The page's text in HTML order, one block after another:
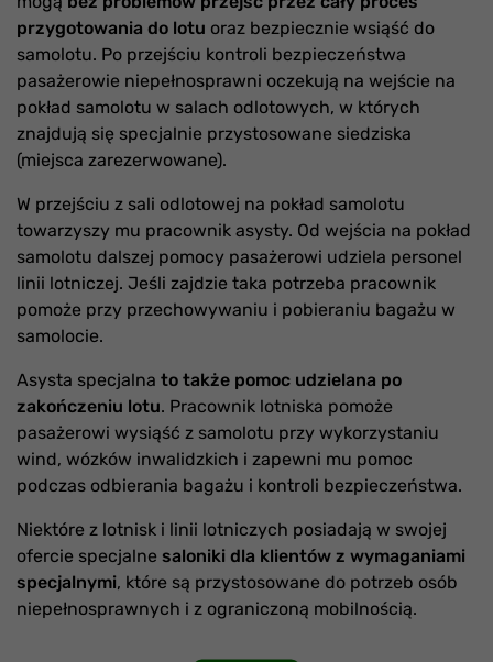
przygotowania do lotu oraz bezpiecznie wsiąść do
samolotu. Po przejściu kontroli bezpieczeństwa
pasażerowie niepełnosprawni oczekują na wejście na
pokład samolotu w salach odlotowych, w których
znajdują się specjalnie przystosowane siedziska
(miejsca zarezerwowane).
W przejściu z sali odlotowej na pokład samolotu
towarzyszy mu pracownik asysty. Od wejścia na pokład
samolotu dalszej pomocy pasażerowi udziela personel
linii lotniczej. Jeśli zajdzie taka potrzeba pracownik
pomoże przy przechowywaniu i pobieraniu bagażu w
samolocie.
Asysta specjalna to także pomoc udzielana po
zakończeniu lotu. Pracownik lotniska pomoże
pasażerowi wysiąść z samolotu przy wykorzystaniu
wind, wózków inwalidzkich i zapewni mu pomoc
podczas odbierania bagażu i kontroli bezpieczeństwa.
Niektóre z lotnisk i linii lotniczych posiadają w swojej
ofercie specjalne saloniki dla klientów z wymaganiami
specjalnymi, które są przystosowane do potrzeb osób
niepełnosprawnych i z ograniczoną mobilnością.